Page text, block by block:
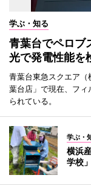
学ぶ・知る
青葉台でペロ
光で発電性能を
青葉台東急スクエア
葉台店」で現在、フ
られている。
学ぶ・
横浜
学校